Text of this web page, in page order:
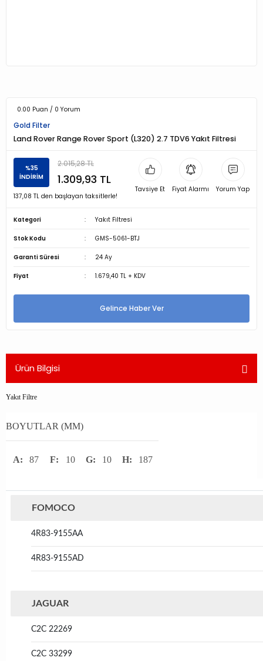
0.00 Puan / 0 Yorum
Gold Filter
Land Rover Range Rover Sport (L320) 2.7 TDV6 Yakıt Filtresi
%35
İNDİRİM
2.015,28 TL
1.309,93 TL
137,08 TL den başlayan taksitlerle!
Tavsiye Et Fiyat Alarmı Yorum Yap
Kategori Yakıt Filtresi
Stok Kodu GMS-5061-BTJ
Garanti Süresi 24 Ay
Fiyat 1.679,40 TL + KDV
Gelince Haber Ver
Ürün Bilgisi
Yakıt Filtre
BOYUTLAR (MM)
A: 87 F: 10 G: 10 H: 187
FOMOCO
4R83-9155AA
4R83-9155AD
JAGUAR
C2C 22269
C2C 33299